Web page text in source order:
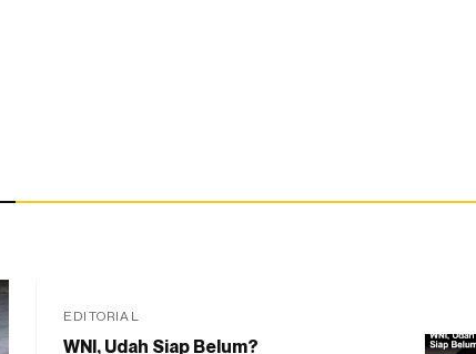
EDITORIAL
WNI, Udah Siap Belum?